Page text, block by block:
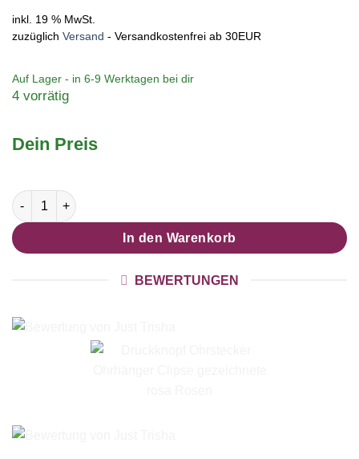
inkl. 19 % MwSt.
zuzüglich Versand - Versandkostenfrei ab 30EUR
Auf Lager - in 6-9 Werktagen bei dir
4 vorrätig
Dein Preis
Druckknopf Ohrstecker Ohrhänger Clipse gezeichnete rosa
In den Warenkorb
BEWERTUNGEN